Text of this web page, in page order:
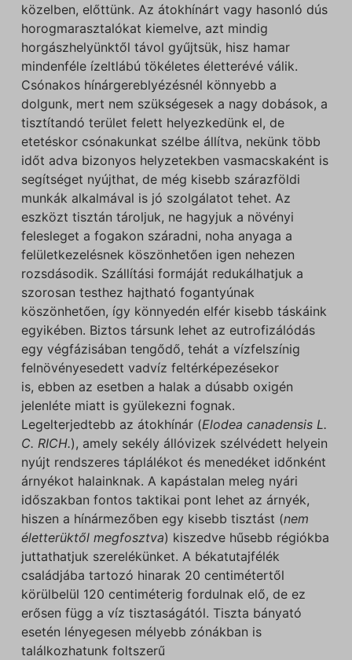
közelben, előttünk. Az átokhínárt vagy hasonló dús
horogmarasztalókat kiemelve, azt mindig
horgászhelyünktől távol gyűjtsük, hisz hamar
mindenféle ízeltlábú tökéletes életterévé válik.
Csónakos hínárgereblyézésnél könnyebb a
dolgunk, mert nem szükségesek a nagy dobások, a
tisztítandó terület felett helyezkedünk el, de
etetéskor csónakunkat szélbe állítva, nekünk több
időt adva bizonyos helyzetekben vasmacskaként is
segítséget nyújthat, de még kisebb szárazföldi
munkák alkalmával is jó szolgálatot tehet. Az
eszközt tisztán tároljuk, ne hagyjuk a növényi
felesleget a fogakon száradni, noha anyaga a
felületkezelésnek köszönhetően igen nehezen
rozsdásodik. Szállítási formáját redukálhatjuk a
szorosan testhez hajtható fogantyúnak
köszönhetően, így könnyedén elfér kisebb táskáink
egyikében. Biztos társunk lehet az eutrofizálódás
egy végfázisában tengődő, tehát a vízfelszínig
felnövényesedett vadvíz feltérképezésekor
is, ebben az esetben a halak a dúsabb oxigén
jelenléte miatt is gyülekezni fognak.
Legelterjedtebb az átokhínár (Elodea canadensis L.
C. RICH.), amely sekély állóvizek szélvédett helyein
nyújt rendszeres táplálékot és menedéket időnként
árnyékot halainknak. A kapástalan meleg nyári
időszakban fontos taktikai pont lehet az árnyék,
hiszen a hínármezőben egy kisebb tisztást (nem
életterüktől megfosztva) kiszedve hűsebb régiókba
juttathatjuk szerelékünket. A békatutajfélék
családjába tartozó hinarak 20 centimétertől
körülbelül 120 centiméterig fordulnak elő, de ez
erősen függ a víz tisztaságától. Tiszta bányató
esetén lényegesen mélyebb zónákban is
találkozhatunk foltszerű